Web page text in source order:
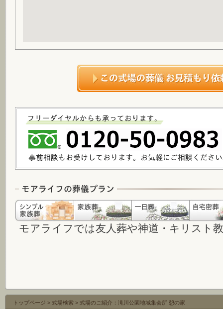
モアライフでは友人葬や神道・キリスト
トップページ > 式場検索 > 式場のご紹介：滝川公園地域集会所 憩の家